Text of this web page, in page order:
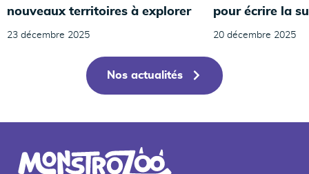
nouveaux territoires à explorer
23 décembre 2025
pour écrire la
20 décembre 2025
Nos actualités